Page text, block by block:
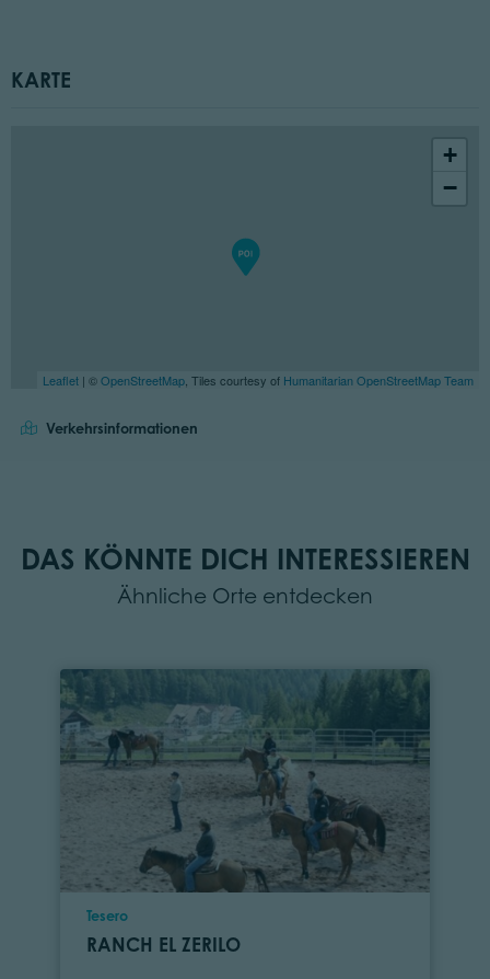
KARTE
+
−
Leaflet | ©OpenStreetMap , Tiles courtesy of Humanitarian OpenStreetMap Team
Verkehrsinformationen
DAS KÖNNTE DICH INTERESSIEREN
Ähnliche Orte entdecken
Ort
Tesero
RANCH EL ZERILO